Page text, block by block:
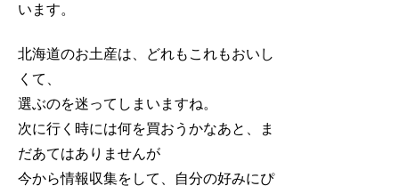
います。
北海道のお土産は、どれもこれもおいし
くて、
選ぶのを迷ってしまいますね。
次に行く時には何を買おうかなあと、ま
だあてはありませんが
今から情報収集をして、自分の好みにぴ